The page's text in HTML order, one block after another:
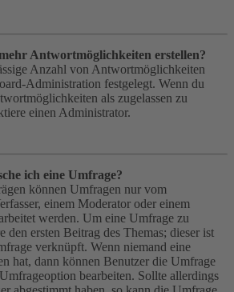
Antwortmöglichkeiten erstellen?
Anzahl von Antwortmöglichkeiten
Administration festgelegt. Wenn du
als zugelassen zu
einen Administrator.
ich eine Umfrage?
können Umfragen nur vom
einem Moderator oder einem
werden. Um eine Umfrage zu
den ersten Beitrag des Themas; dieser ist
verknüpft. Wenn niemand eine
hat, dann können Benutzer die Umfrage
bearbeiten. Sollte allerdings